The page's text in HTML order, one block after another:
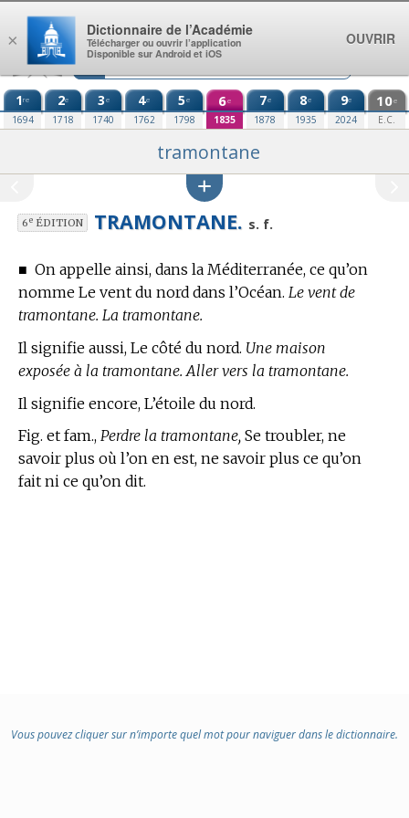
Aller au contenu
1re
1694
2e
1718
3e
1740
4e
1762
5e
1798
6e
1835
7e
1878
8e
1935
9e
2024
10e
E.C.
tramontane
6eÉDITION TRAMONTANE. s. f.
■ On appelle ainsi, dans la Méditerranée, ce qu’on
nomme Le vent du nord dans l’Océan. Le vent de
tramontane. La tramontane.
Il signifie aussi, Le côté du nord. Une maison
exposée à la tramontane. Aller vers la tramontane.
Il signifie encore, L’étoile du nord.
Fig. et fam., Perdre la tramontane, Se troubler, ne
savoir plus où l’on en est, ne savoir plus ce qu’on
fait ni ce qu’on dit.
Vous pouvez cliquer sur n’importe quel mot pour naviguer dans le dictionnaire.
×
Dictionnaire de l’Académie
Télécharger ou ouvrir l’application
Disponible sur Android et iOS
OUVRIR